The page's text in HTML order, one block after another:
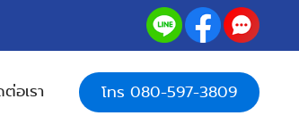
อเรา โทร 080-597-3809